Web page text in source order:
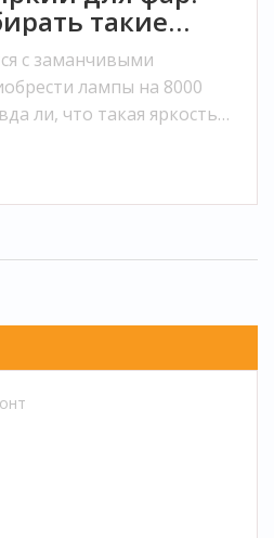
такие
с заманчивыми
лампы на 8000
ли, что такая яркость
насколько реально
для безопасности и